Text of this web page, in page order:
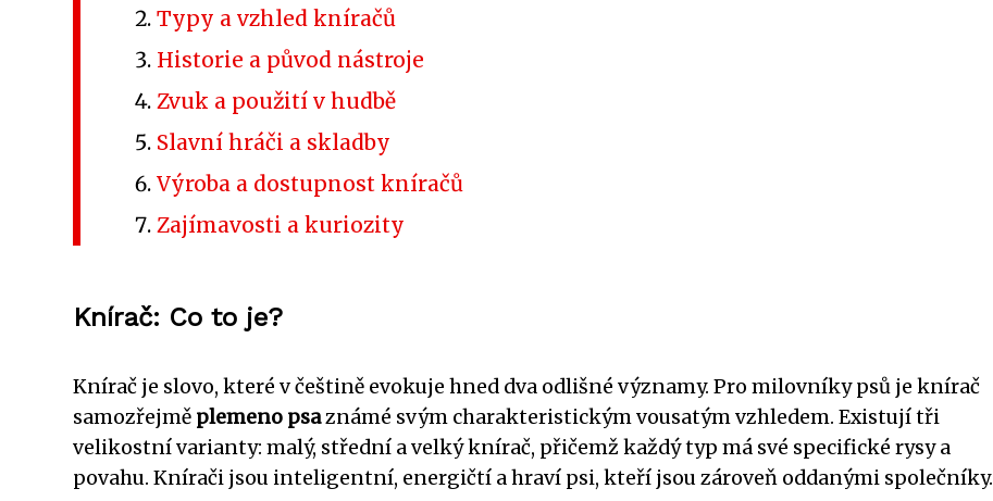
Typy a vzhled kníračů
Historie a původ nástroje
Zvuk a použití v hudbě
Slavní hráči a skladby
Výroba a dostupnost kníračů
Zajímavosti a kuriozity
Knírač: Co to je?
Knírač je slovo, které v češtině evokuje hned dva odlišné významy. Pro milovníky psů je knírač
samozřejmě plemeno psaznámé svým charakteristickým vousatým vzhledem. Existují tři
velikostní varianty: malý, střední a velký knírač, přičemž každý typ má své specifické rysy a
povahu. Knírači jsou inteligentní, energičtí a hraví psi, kteří jsou zároveň oddanými společníky.